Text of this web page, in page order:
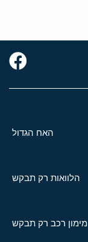
האח הגדול
הלוואות רק תבקש
מימון רכב רק תבקש